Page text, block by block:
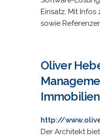
Einsatz. Mit
sowie
Oliver
http://
Der Architekt